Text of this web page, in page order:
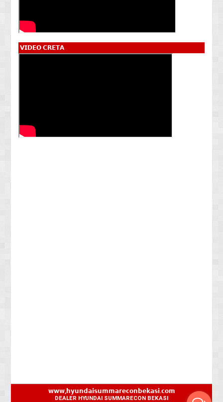
𝗩𝗜𝗗𝗘𝗢 𝗖𝗥𝗘𝗧𝗔
𝘄𝘄𝘄,𝗵𝘆𝘂𝗻𝗱𝗮𝗶𝘀𝘂𝗺𝗺𝗮𝗿𝗲𝗰𝗼𝗻𝗯𝗲𝗸𝗮𝘀𝗶.𝗰𝗼𝗺
DEALER HYUNDAI SUMMARECON BEKASI